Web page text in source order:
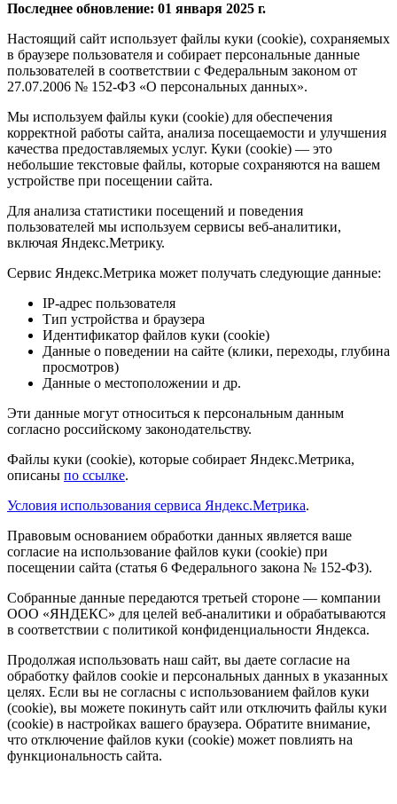
Последнее обновление: 01 января 2025 г.
Настоящий сайт использует файлы куки (cookie), сохраняемых
в браузере пользователя и собирает персональные данные
пользователей в соответствии с Федеральным законом от
27.07.2006 № 152-ФЗ «О персональных данных».
Мы используем файлы куки (cookie) для обеспечения
корректной работы сайта, анализа посещаемости и улучшения
качества предоставляемых услуг. Куки (cookie) — это
небольшие текстовые файлы, которые сохраняются на вашем
устройстве при посещении сайта.
Для анализа статистики посещений и поведения
пользователей мы используем сервисы веб-аналитики,
включая Яндекс.Метрику.
Сервис Яндекс.Метрика может получать следующие данные:
IP-адрес пользователя
Тип устройства и браузера
Идентификатор файлов куки (cookie)
Данные о поведении на сайте (клики, переходы, глубина
просмотров)
Данные о местоположении и др.
Эти данные могут относиться к персональным данным
согласно российскому законодательству.
Файлы куки (cookie), которые собирает Яндекс.Метрика,
описаны по ссылке.
Условия использования сервиса Яндекс.Метрика.
Правовым основанием обработки данных является ваше
согласие на использование файлов куки (cookie) при
посещении сайта (статья 6 Федерального закона № 152-ФЗ).
Собранные данные передаются третьей стороне — компании
ООО «ЯНДЕКС» для целей веб-аналитики и обрабатываются
в соответствии с политикой конфиденциальности Яндекса.
Продолжая использовать наш сайт, вы даете согласие на
обработку файлов cookie и персональных данных в указанных
целях. Если вы не согласны с использованием файлов куки
(cookie), вы можете покинуть сайт или отключить файлы куки
(cookie) в настройках вашего браузера. Обратите внимание,
что отключение файлов куки (cookie) может повлиять на
функциональность сайта.